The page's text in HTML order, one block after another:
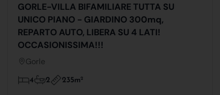
GORLE-VILLA BIFAMILIARE TUTTA SU
UNICO PIANO - GIARDINO 300mq,
REPARTO AUTO, LIBERA SU 4 LATI!
OCCASIONISSIMA!!!
Gorle
4 2 235m2